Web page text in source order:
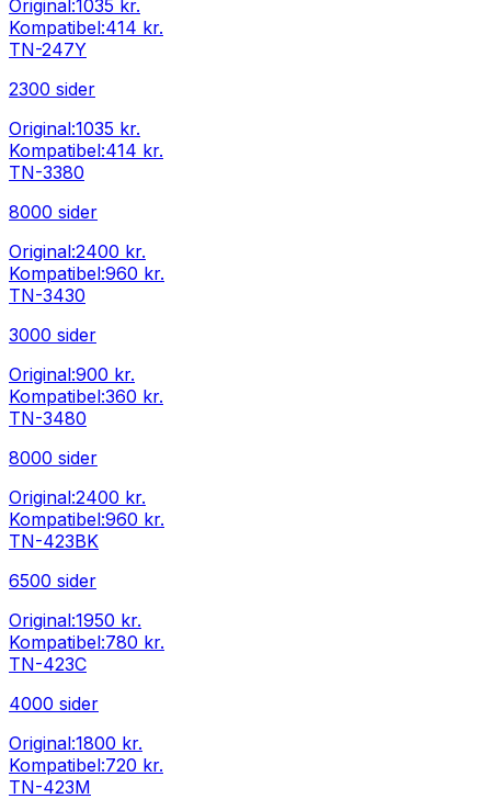
Original:1035 kr.
Kompatibel:414 kr.
TN-247Y
2300 sider
Original:1035 kr.
Kompatibel:414 kr.
TN-3380
8000 sider
Original:2400 kr.
Kompatibel:960 kr.
TN-3430
3000 sider
Original:900 kr.
Kompatibel:360 kr.
TN-3480
8000 sider
Original:2400 kr.
Kompatibel:960 kr.
TN-423BK
6500 sider
Original:1950 kr.
Kompatibel:780 kr.
TN-423C
4000 sider
Original:1800 kr.
Kompatibel:720 kr.
TN-423M